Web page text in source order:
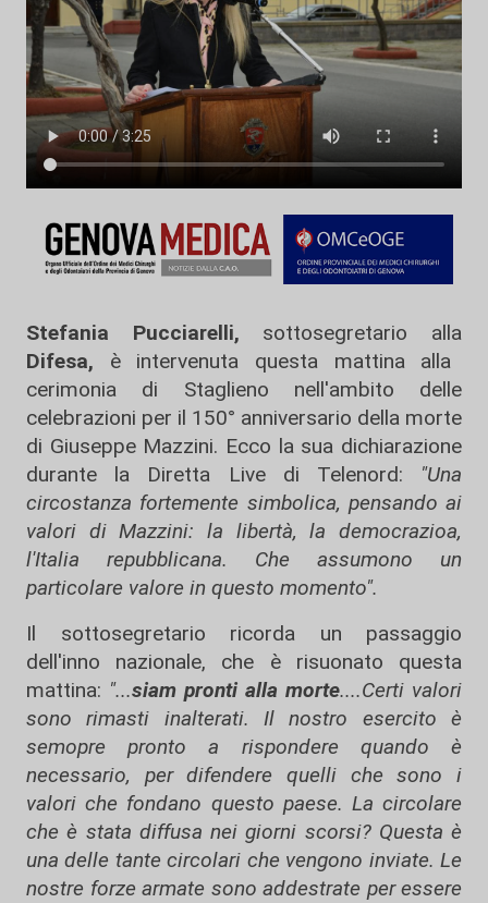
Stefania Pucciarelli, sottosegretario alla
Difesa, è intervenuta questa mattina alla
cerimonia di Staglieno nell'ambito delle
celebrazioni per il 150° anniversario della morte
di Giuseppe Mazzini. Ecco la sua dichiarazione
durante la Diretta Live di Telenord: "Una
circostanza fortemente simbolica, pensando ai
valori di Mazzini: la libertà, la democrazioa,
l'Italia repubblicana. Che assumono un
particolare valore in questo momento".
Il sottosegretario ricorda un passaggio
dell'inno nazionale, che è risuonato questa
mattina: "...siam pronti alla morte....Certi valori
sono rimasti inalterati. Il nostro esercito è
semopre pronto a rispondere quando è
necessario, per difendere quelli che sono i
valori che fondano questo paese. La circolare
che è stata diffusa nei giorni scorsi? Questa è
una delle tante circolari che vengono inviate. Le
nostre forze armate sono addestrate per essere